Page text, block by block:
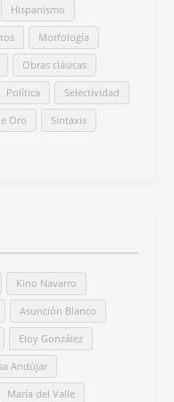
Hispanismo
Morfología
Obras clásicas
Política Selectividad
Oro Sintaxis
Kino Navarro
Asunción Blanco
Eloy González
Andújar
María del Valle